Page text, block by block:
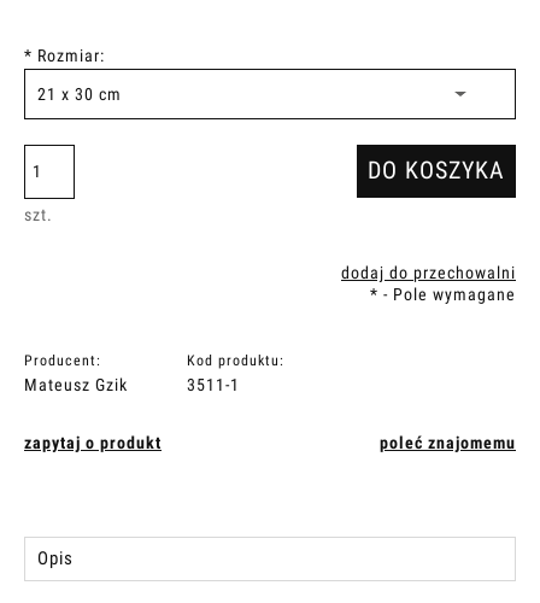
* Rozmiar:
szt.
DO KOSZYKA
dodaj do przechowalni
* - Pole wymagane
Producent:
Mateusz Gzik
Kod produktu:
3511-1
zapytaj o produkt poleć znajomemu
Opis